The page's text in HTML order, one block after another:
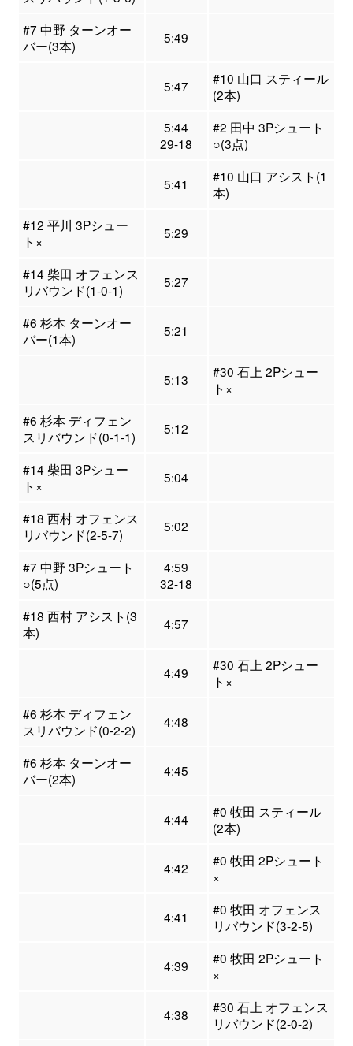
#7 中野 ターンオー
バー(3本)
5:49
5:47
#10 山口 スティール
(2本)
5:44
29-18
#2 田中 3Pシュート
○(3点)
5:41
#10 山口 アシスト(1
本)
#12 平川 3Pシュー
ト×
5:29
#14 柴田 オフェンス
リバウンド(1-0-1)
5:27
#6 杉本 ターンオー
バー(1本)
5:21
5:13
#30 石上 2Pシュー
ト×
#6 杉本 ディフェン
スリバウンド(0-1-1)
5:12
#14 柴田 3Pシュー
ト×
5:04
#18 西村 オフェンス
リバウンド(2-5-7)
5:02
#7 中野 3Pシュート
○(5点)
4:59
32-18
#18 西村 アシスト(3
本)
4:57
4:49
#30 石上 2Pシュー
ト×
#6 杉本 ディフェン
スリバウンド(0-2-2)
4:48
#6 杉本 ターンオー
バー(2本)
4:45
4:44
#0 牧田 スティール
(2本)
4:42
#0 牧田 2Pシュート
×
4:41
#0 牧田 オフェンス
リバウンド(3-2-5)
4:39
#0 牧田 2Pシュート
×
4:38
#30 石上 オフェンス
リバウンド(2-0-2)